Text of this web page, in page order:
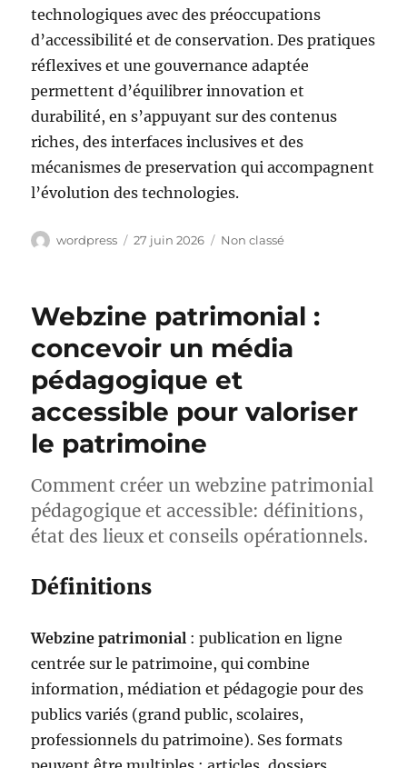
technologiques avec des préoccupations
d’accessibilité et de conservation. Des pratiques
réflexives et une gouvernance adaptée
permettent d’équilibrer innovation et
durabilité, en s’appuyant sur des contenus
riches, des interfaces inclusives et des
mécanismes de preservation qui accompagnent
l’évolution des technologies.
Auteur
wordpress
Publié
27 juin 2026 Catégories
Non classé
Webzine patrimonial :
concevoir un média
pédagogique et
accessible pour valoriser
le patrimoine
Comment créer un webzine patrimonial
pédagogique et accessible: définitions,
état des lieux et conseils opérationnels.
Définitions
Webzine patrimonial : publication en ligne
centrée sur le patrimoine, qui combine
information, médiation et pédagogie pour des
publics variés (grand public, scolaires,
professionnels du patrimoine). Ses formats